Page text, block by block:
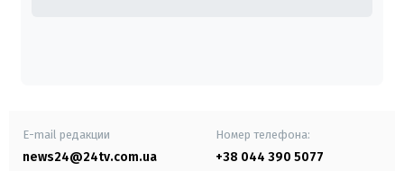
E-mail редакции
news24@24tv.com.ua
Номер телефона:
+38 044 390 5077